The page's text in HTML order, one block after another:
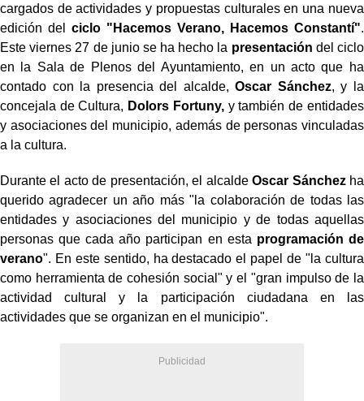
cargados de actividades y propuestas culturales en una nueva
edición del ciclo "Hacemos Verano, Hacemos Constantí".
Este viernes 27 de junio se ha hecho la presentación del ciclo
en la Sala de Plenos del Ayuntamiento, en un acto que ha
contado con la presencia del alcalde,Oscar Sánchez, y la
concejala de Cultura, Dolors Fortuny,y también de entidades
y asociaciones del municipio, además de personas vinculadas
a la cultura.
Durante el acto de presentación, el alcaldeOscar Sánchezha
querido agradecer un año más "la colaboración de todas las
entidades y asociaciones del municipio y de todas aquellas
personas que cada año participan en esta programación de
verano". En este sentido, ha destacado el papel de "la cultura
como herramienta de cohesión social" y el "gran impulso de la
actividad cultural y la participación ciudadana en las
actividades que se organizan en el municipio".